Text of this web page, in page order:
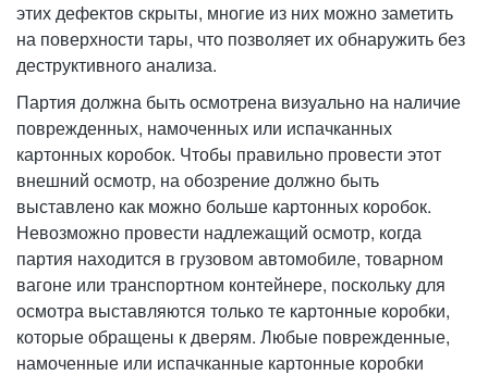
этих дефектов скрыты, многие из них можно заметить
на поверхности тары, что позволяет их обнаружить без
деструктивного анализа.
Партия должна быть осмотрена визуально на наличие
поврежденных, намоченных или испачканных
картонных коробок. Чтобы правильно провести этот
внешний осмотр, на обозрение должно быть
выставлено как можно больше картонных коробок.
Невозможно провести надлежащий осмотр, когда
партия находится в грузовом автомобиле, товарном
вагоне или транспортном контейнере, поскольку для
осмотра выставляются только те картонные коробки,
которые обращены к дверям. Любые поврежденные,
намоченные или испачканные картонные коробки